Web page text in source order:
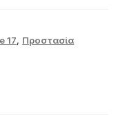
17, Προστασία